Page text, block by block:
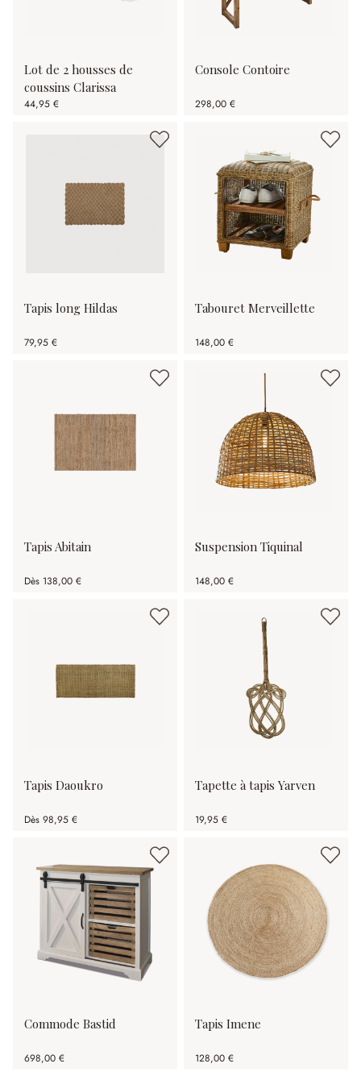
Lot de 2 housses de
coussins Clarissa
44,95 €
Console Contoire
298,00 €
Tapis long Hildas
79,95 €
Tabouret Merveillette
148,00 €
Tapis Abitain
Dès 138,00 €
Suspension Tiquinal
148,00 €
Tapis Daoukro
Dès 98,95 €
Tapette à tapis Yarven
19,95 €
Commode Bastid
698,00 €
Tapis Imene
128,00 €